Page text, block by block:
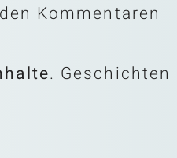
Kommentaren
. Geschichten